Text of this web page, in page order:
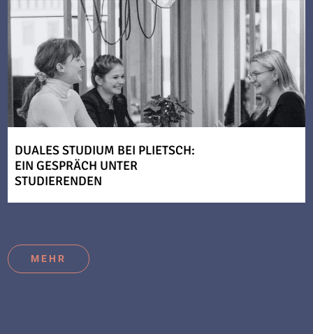
DUALES STUDIUM BEI PLIETSCH:
EIN GESPRÄCH UNTER
STUDIERENDEN
MEHR